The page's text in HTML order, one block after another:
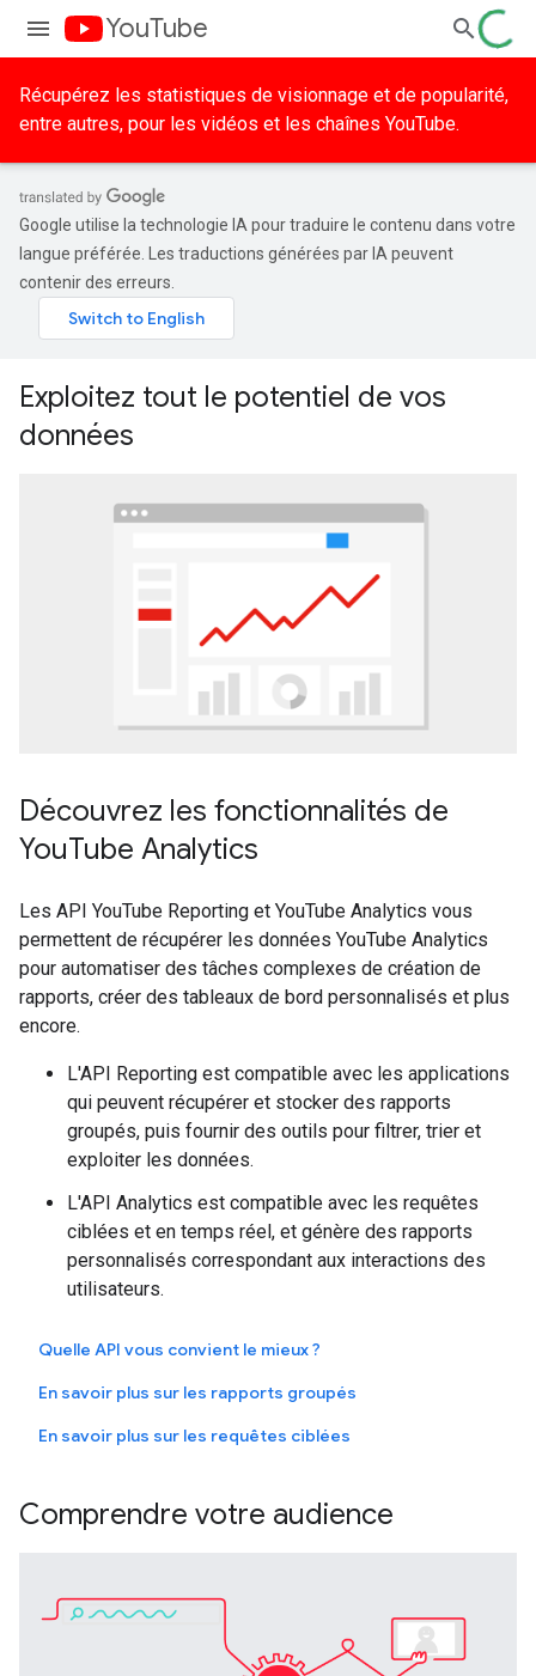
YouTube
Récupérez les statistiques de visionnage et de popularité,
entre autres, pour les vidéos et les chaînes YouTube.
Google utilise la technologie IA pour traduire le contenu dans votre
langue préférée. Les traductions générées par IA peuvent
contenir des erreurs.
Exploitez tout le potentiel de vos
données
Découvrez les fonctionnalités de
YouTube Analytics
Les API YouTube Reporting et YouTube Analytics vous
permettent de récupérer les données YouTube Analytics
pour automatiser des tâches complexes de création de
rapports, créer des tableaux de bord personnalisés et plus
encore.
L'API Reporting est compatible avec les applications
qui peuvent récupérer et stocker des rapports
groupés, puis fournir des outils pour filtrer, trier et
exploiter les données.
L'API Analytics est compatible avec les requêtes
ciblées et en temps réel, et génère des rapports
personnalisés correspondant aux interactions des
utilisateurs.
Quelle API vous convient le mieux ?
En savoir plus sur les rapports groupés
En savoir plus sur les requêtes ciblées
Comprendre votre audience